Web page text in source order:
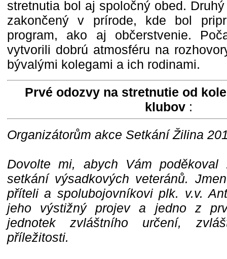
stretnutia bol aj spoločný obed.
zakončený v prírode, kde bol
program, ako aj občerstvenie.
vytvorili dobrú atmosféru na
bývalými kolegami a ich rodinami.
Prvé odozvy na stretnutie od
klubov :
Organizátorům akce Setkání Žilina
Dovolte mi, abych Vám poděkoval
setkání výsadkových veteránů.
příteli a spolubojovníkovi plk. v.v.
jeho výstižný projev a jedno z
jednotek zvláštního určení,
příležitosti.